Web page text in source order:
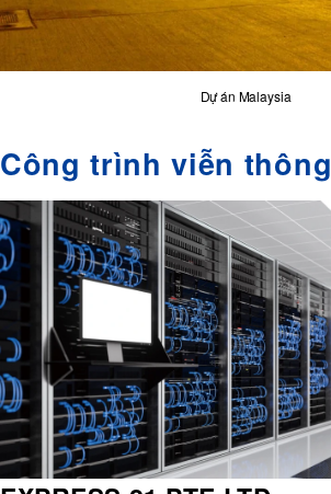
Dự án Malaysia
Công trình viễn thông